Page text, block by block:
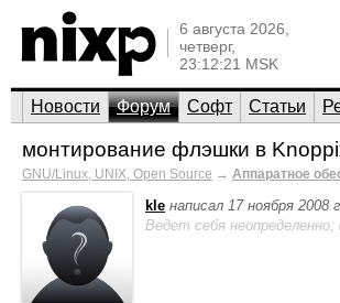
6 августа 2026,
четверг,
23:12:21 MSK
Новости Форум Софт Статьи
монтирование флэшки в
GNU/Linux, UNIX, Open Source → Аппаратное
kle написал 17 ноября 2008
Ведет себя